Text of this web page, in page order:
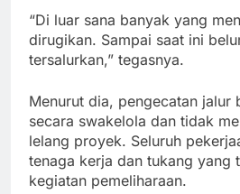
“Di luar sana banyak yang
dirugikan. Sampai saat ini
tersalurkan,” tegasnya.
Menurut dia, pengecatan jalur
secara swakelola dan tidak
lelang proyek. Seluruh
tenaga kerja dan tukang yang
kegiatan pemeliharaan.